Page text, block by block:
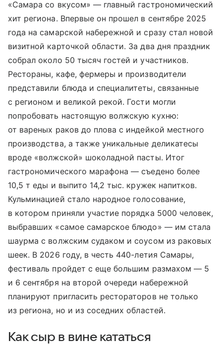
«Самара со вкусом» — главный гастрономический
хит региона. Впервые он прошел в сентябре 2025
года на самарской набережной и сразу стал новой
визитной карточкой области. За два дня праздник
собрал около 50 тысяч гостей и участников.
Рестораны, кафе, фермеры и производители
представили блюда и специалитеты, связанные
с регионом и великой рекой. Гости могли
попробовать настоящую волжскую кухню:
от вареных раков до плова с индейкой местного
производства, а также уникальные деликатесы
вроде «волжской» шоколадной пасты. Итог
гастрономического марафона — съедено более
10,5 т еды и выпито 14,2 тыс. кружек напитков.
Кульминацией стало народное голосование,
в котором приняли участие порядка 5000 человек,
выбравших «самое самарское блюдо» — им стала
шаурма с волжским судаком и соусом из раковых
шеек. В 2026 году, в честь 440-летия Самары,
фестиваль пройдет с еще большим размахом — 5
и 6 сентября на второй очереди набережной
планируют пригласить рестораторов не только
из региона, но и из соседних областей.
Как сыр в вине кататься